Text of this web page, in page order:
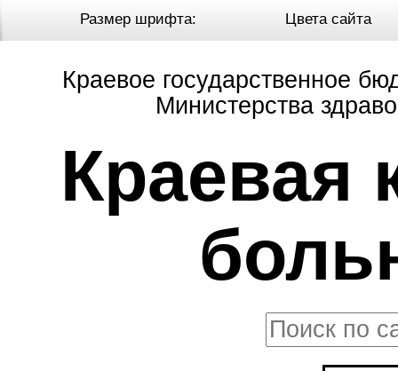
Настройки отображения
Размер шрифта: Цвета сайта
Краевое государственное
Министерства
Краевая